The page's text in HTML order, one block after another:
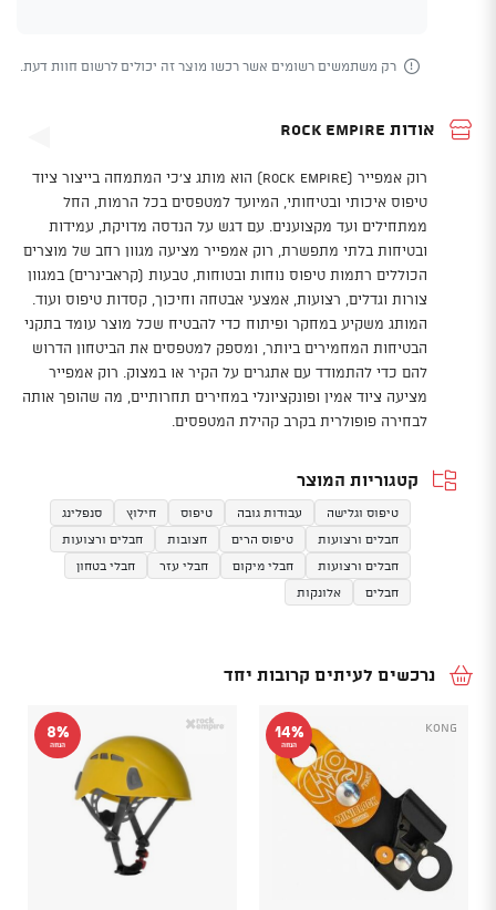
רק משתמשים רשומים אשר רכשו מוצר זה יכולים לרשום חוות דעת.
אודות Rock Empire
רוק אמפייר (Rock Empire) הוא מותג צ'כי המתמחה בייצור ציוד
טיפוס איכותי ובטיחותי, המיועד למטפסים בכל הרמות, החל
ממתחילים ועד מקצוענים. עם דגש על הנדסה מדויקת, עמידות
ובטיחות בלתי מתפשרת, רוק אמפייר מציעה מגוון רחב של מוצרים
הכוללים רתמות טיפוס נוחות ובטוחות, טבעות (קראבינרים) במגוון
צורות וגדלים, רצועות, אמצעי אבטחה וחיכוך, קסדות טיפוס ועוד.
המותג משקיע במחקר ופיתוח כדי להבטיח שכל מוצר עומד בתקני
הבטיחות המחמירים ביותר, ומספק למטפסים את הביטחון הדרוש
להם כדי להתמודד עם אתגרים על הקיר או במצוק. רוק אמפייר
מציעה ציוד אמין ופונקציונלי במחירים תחרותיים, מה שהופך אותה
לבחירה פופולרית בקרב קהילת המטפסים.
קטגוריות המוצר
טיפוס וגלישה עבודות גובה טיפוס חילוץ
סנפלינג
חבלים ורצועות
טיפוס הרים חצובות
חבלים ורצועות
חבלים ורצועות
חבלי מיקום חבלי עזר
חבלי בטחון
חבלים
אלונקות
נרכשים לעיתים קרובות יחד
14%
הנחה
Kong
8%
הנחה